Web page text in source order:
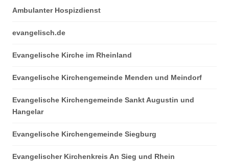
Ambulanter Hospizdienst
evangelisch.de
Evangelische Kirche im Rheinland
Evangelische Kirchengemeinde Menden und Meindorf
Evangelische Kirchengemeinde Sankt Augustin und
Hangelar
Evangelische Kirchengemeinde Siegburg
Evangelischer Kirchenkreis An Sieg und Rhein